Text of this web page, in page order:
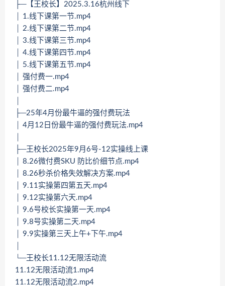
├─【王校长】2025.3.16杭州线下
│ 1.线下课第一节.mp4
│ 2.线下课第二节.mp4
│ 3.线下课第三节.mp4
│ 4.线下课第四节.mp4
│ 5.线下课第五节.mp4
│ 强付费一.mp4
│ 强付费二.mp4
├─25年4月份最牛逼的强付费玩法
│ 4月12日份最牛逼的强付费玩法.mp4
├─王校长2025年9月6号-12实操线上课
│ 8.26微付费SKU 防比价细节点.mp4
│ 8.26秒杀价格失效解决方案.mp4
│ 9.11实操第四第五天.mp4
│ 9.12实操第六天.mp4
│ 9.6号校长实操第一天.mp4
│ 9.8号实操第二天.mp4
│ 9.9实操第三天上午+下午.mp4
└─王校长11.12无限活动流
11.12无限活动流1.mp4
11.12无限活动流2.mp4